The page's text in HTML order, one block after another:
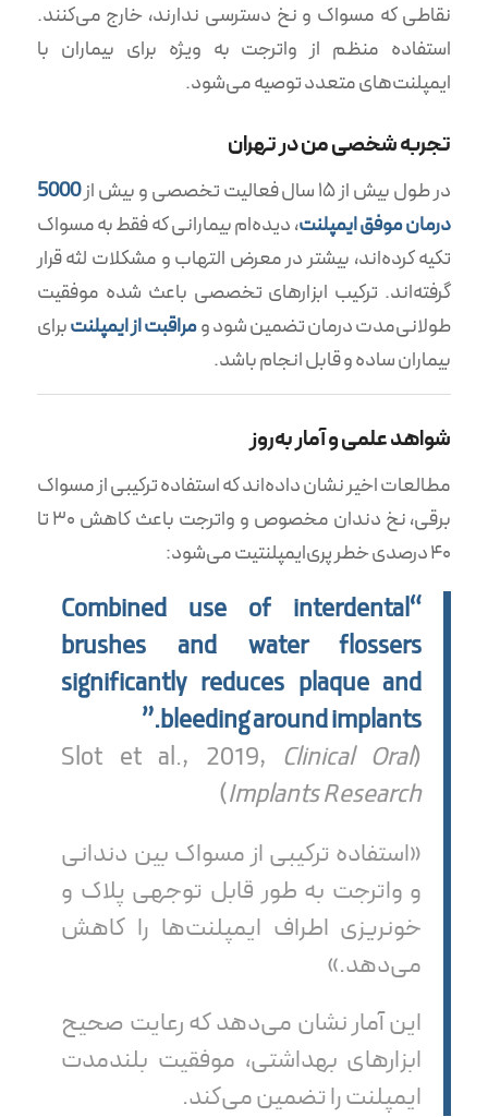
نقاطی که مسواک و نخ دسترسی ندارند، خارج می‌کنند.
استفاده منظم از واترجت به ویژه برای بیماران با
ایمپلنت‌های متعدد توصیه می‌شود.
تجربه شخصی من در تهران
در طول بیش از ۱۵ سال فعالیت تخصصی و بیش از
5000
درمان موفق ایمپلنت، دیده‌ام بیمارانی که فقط به مسواک
تکیه کرده‌اند، بیشتر در معرض التهاب و مشکلات لثه قرار
گرفته‌اند. ترکیب ابزارهای تخصصی باعث شده موفقیت
طولانی‌مدت درمان تضمین شود ومراقبت از ایمپلنتبرای
بیماران ساده و قابل انجام باشد.
شواهد علمی و آمار به‌روز
مطالعات اخیر نشان داده‌اند که استفاده ترکیبی از مسواک
برقی، نخ دندان مخصوص و واترجت باعث کاهش ۳۰ تا
۴۰ درصدی خطر پری‌ایمپلنتیت می‌شود:
“Combined use of interdental
brushes and water flossers
significantly reduces plaque and
bleeding around implants.”
(Slot et al., 2019,
Clinical Oral
Implants Research
)
«استفاده ترکیبی از مسواک بین دندانی
و واترجت به طور قابل توجهی پلاک و
خونریزی اطراف ایمپلنت‌ها را کاهش
می‌دهد.»
این آمار نشان می‌دهد که رعایت صحیح
ابزارهای بهداشتی، موفقیت بلندمدت
ایمپلنت را تضمین می‌کند.